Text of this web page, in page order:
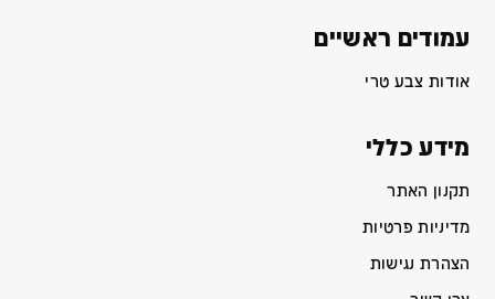
עמודים ראשיים
אודות צבע טרי
מידע כללי
תקנון האתר
מדיניות פרטיות
הצהרת נגישות